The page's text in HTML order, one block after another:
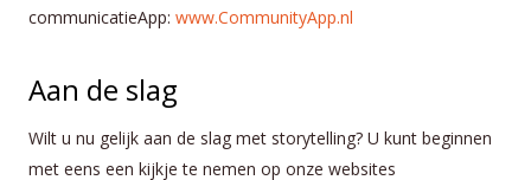
communicatieApp: www.CommunityApp.nl
Aan de slag
Wilt u nu gelijk aan de slag met storytelling? U kunt beginnen
met eens een kijkje te nemen op onze websites